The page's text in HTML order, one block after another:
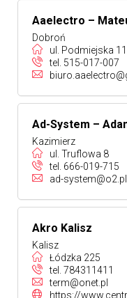
Aaelectro –
Dobroń
ul. Podmiejska 11
tel. 515-017-007
Ad-System –
Kazimierz
ul. Truflowa 8
tel. 666-019-715
ad-system@o2.pl
Akro Kalisz
Kalisz
Łódzka 225
tel. 784311411
term@onet.pl
https://